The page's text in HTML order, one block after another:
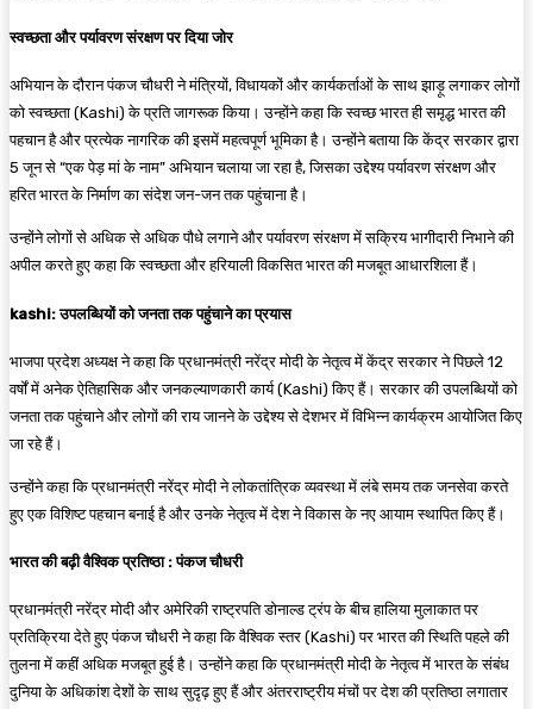
स्वच्छता और पर्यावरण संरक्षण पर दिया जोर
अभियान के दौरान पंकज चौधरी ने मंत्रियों, विधायकों और कार्यकर्ताओं के साथ झाड़ू लगाकर लोगों
को स्वच्छता (Kashi) के प्रति जागरूक किया। उन्होंने कहा कि स्वच्छ भारत ही समृद्ध भारत की
पहचान है और प्रत्येक नागरिक की इसमें महत्वपूर्ण भूमिका है। उन्होंने बताया कि केंद्र सरकार द्वारा
5 जून से “एक पेड़ मां के नाम” अभियान चलाया जा रहा है, जिसका उद्देश्य पर्यावरण संरक्षण और
हरित भारत के निर्माण का संदेश जन-जन तक पहुंचाना है।
उन्होंने लोगों से अधिक से अधिक पौधे लगाने और पर्यावरण संरक्षण में सक्रिय भागीदारी निभाने की
अपील करते हुए कहा कि स्वच्छता और हरियाली विकसित भारत की मजबूत आधारशिला हैं।
kashi: उपलब्धियों को जनता तक पहुंचाने का प्रयास
भाजपा प्रदेश अध्यक्ष ने कहा कि प्रधानमंत्री नरेंद्र मोदी के नेतृत्व में केंद्र सरकार ने पिछले 12
वर्षों में अनेक ऐतिहासिक और जनकल्याणकारी कार्य (Kashi) किए हैं। सरकार की उपलब्धियों को
जनता तक पहुंचाने और लोगों की राय जानने के उद्देश्य से देशभर में विभिन्न कार्यक्रम आयोजित किए
जा रहे हैं।
उन्होंने कहा कि प्रधानमंत्री नरेंद्र मोदी ने लोकतांत्रिक व्यवस्था में लंबे समय तक जनसेवा करते
हुए एक विशिष्ट पहचान बनाई है और उनके नेतृत्व में देश ने विकास के नए आयाम स्थापित किए हैं।
भारत की बढ़ी वैश्विक प्रतिष्ठा : पंकज चौधरी
प्रधानमंत्री नरेंद्र मोदी और अमेरिकी राष्ट्रपति डोनाल्ड ट्रंप के बीच हालिया मुलाकात पर
प्रतिक्रिया देते हुए पंकज चौधरी ने कहा कि वैश्विक स्तर (Kashi) पर भारत की स्थिति पहले की
तुलना में कहीं अधिक मजबूत हुई है। उन्होंने कहा कि प्रधानमंत्री मोदी के नेतृत्व में भारत के संबंध
दुनिया के अधिकांश देशों के साथ सुदृढ़ हुए हैं और अंतरराष्ट्रीय मंचों पर देश की प्रतिष्ठा लगातार